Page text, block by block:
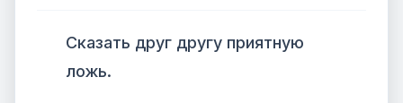
Сказать друг другу приятную
ложь.